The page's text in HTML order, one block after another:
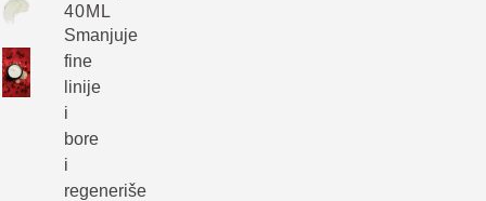
40ML
Smanjuje
fine
linije
i
bore
i
regeneriše